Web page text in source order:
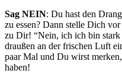
Sag NEIN: Du hast den
zu essen? Dann stelle Dich
zu Dir! “Nein, ich ich bin
draußen an der frischen Luft
paar Mal und Du wirst
haben!